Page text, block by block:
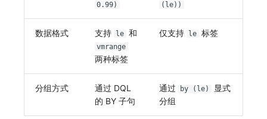
0.99)
(le))
数据格式 支持 le 和
vmrange
两种标签
仅支持 le 标签
分组方式
通过 DQL
的 BY 子句
通过 by (le)
显式
分组